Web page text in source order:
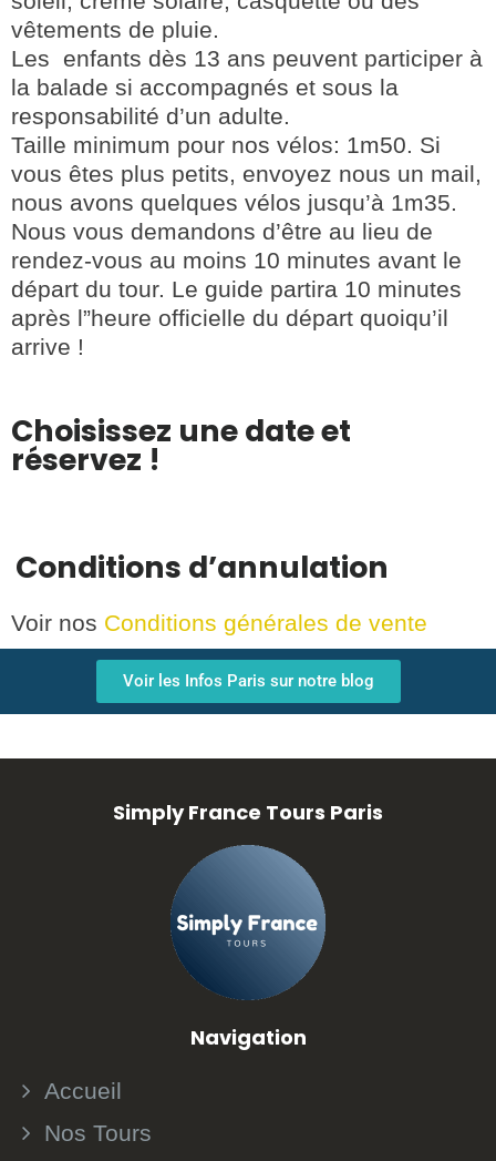
vêtements de pluie.
Les enfants dès 13 ans peuvent participer à
la balade si accompagnés et sous la
responsabilité d’un adulte.
Taille minimum pour nos vélos: 1m50. Si
vous êtes plus petits, envoyez nous un mail,
nous avons quelques vélos jusqu’à 1m35.
Nous vous demandons d’être au lieu de
rendez-vous au moins 10 minutes avant le
départ du tour. Le guide partira 10 minutes
après l”heure officielle du départ quoiqu’il
arrive !
Choisissez une date et
réservez !
Conditions d’annulation
Voir nos Conditions générales de vente
Voir les Infos Paris sur notre blog
Simply France Tours Paris
Navigation
Accueil
Nos Tours